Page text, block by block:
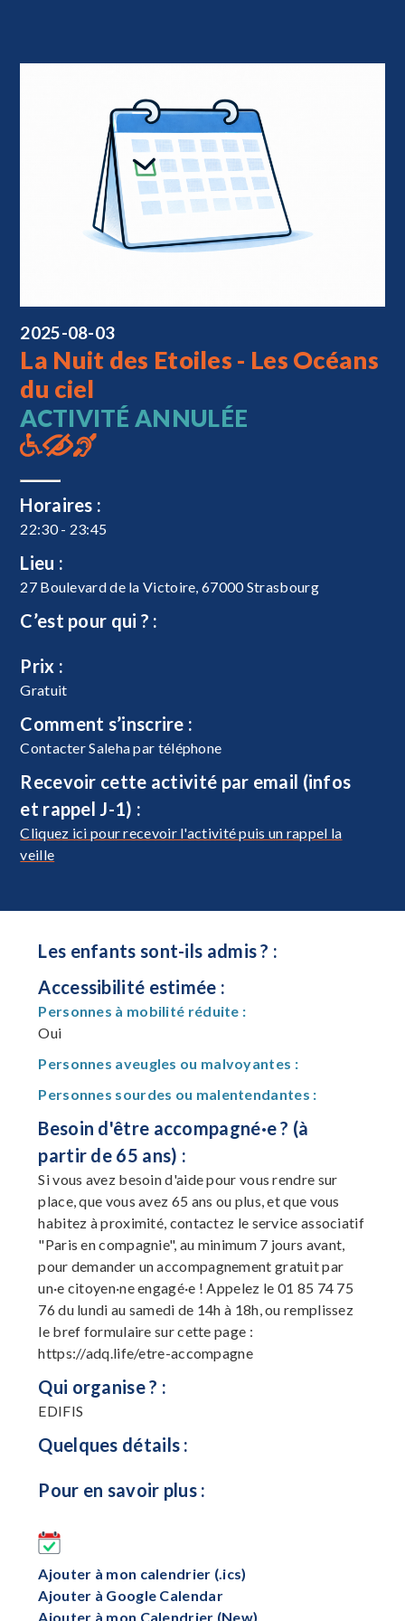
2025-08-03
La Nuit des Etoiles - Les Océans
du ciel
ACTIVITÉ ANNULÉE
Horaires :
22:30 - 23:45
Lieu :
27 Boulevard de la Victoire, 67000 Strasbourg
C’est pour qui ? :
Prix :
Gratuit
Comment s’inscrire :
Contacter Saleha par téléphone
Recevoir cette activité par email (infos
et rappel J-1) :
Cliquez ici pour recevoir l'activité puis un rappel la
veille
Les enfants sont-ils admis ? :
Accessibilité estimée :
Personnes à mobilité réduite :
Oui
Personnes aveugles ou malvoyantes :
Personnes sourdes ou malentendantes :
Besoin d'être accompagné·e ? (à
partir de 65 ans) :
Si vous avez besoin d'aide pour vous rendre sur
place, que vous avez 65 ans ou plus, et que vous
habitez à proximité, contactez le service associatif
"Paris en compagnie", au minimum 7 jours avant,
pour demander un accompagnement gratuit par
un·e citoyen·ne engagé·e ! Appelez le 01 85 74 75
76 du lundi au samedi de 14h à 18h, ou remplissez
le bref formulaire sur cette page :
https://adq.life/etre-accompagne
Qui organise ? :
EDIFIS
Quelques détails :
Pour en savoir plus :
Ajouter à mon calendrier (.ics)
Ajouter à Google Calendar
Ajouter à mon Calendrier (New)